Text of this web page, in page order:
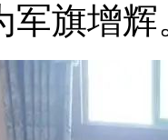
军旗增辉